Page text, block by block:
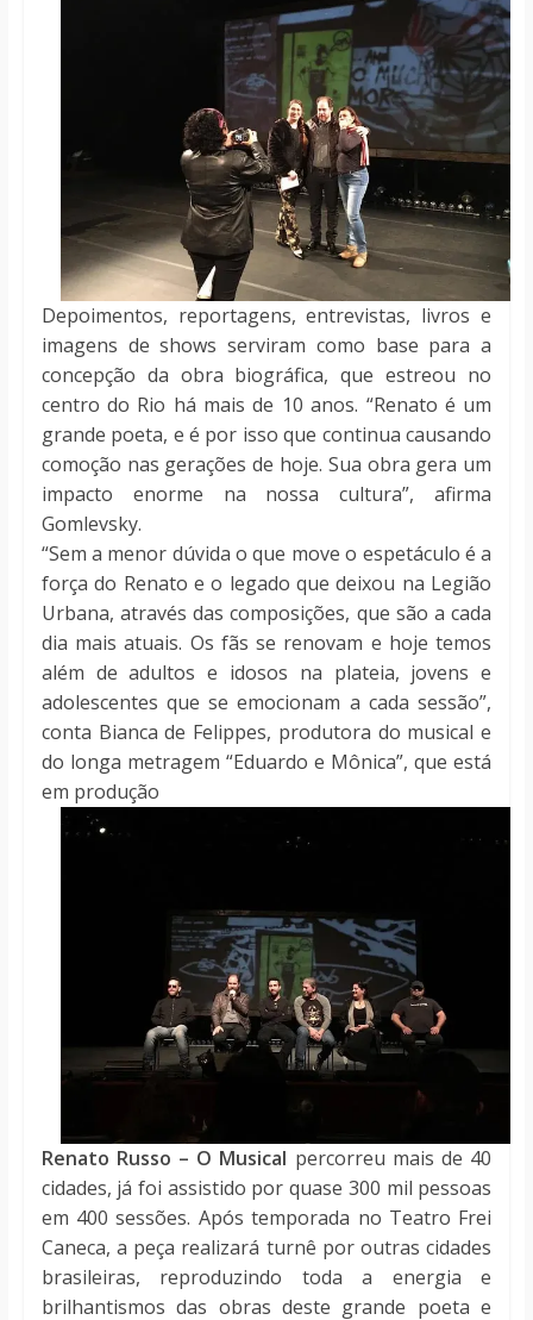
Depoimentos, reportagens, entrevistas, livros e
imagens de shows serviram como base para a
concepção da obra biográfica, que estreou no
centro do Rio há mais de 10 anos. “Renato é um
grande poeta, e é por isso que continua causando
comoção nas gerações de hoje. Sua obra gera um
impacto enorme na nossa cultura”, afirma
Gomlevsky.
“Sem a menor dúvida o que move o espetáculo é a
força do Renato e o legado que deixou na Legião
Urbana, através das composições, que são a cada
dia mais atuais. Os fãs se renovam e hoje temos
além de adultos e idosos na plateia, jovens e
adolescentes que se emocionam a cada sessão”,
conta Bianca de Felippes, produtora do musical e
do longa metragem “Eduardo e Mônica”, que está
em produção
Renato Russo – O Musical percorreu mais de 40
cidades, já foi assistido por quase 300 mil pessoas
em 400 sessões. Após temporada no Teatro Frei
Caneca, a peça realizará turnê por outras cidades
brasileiras, reproduzindo toda a energia e
brilhantismos das obras deste grande poeta e